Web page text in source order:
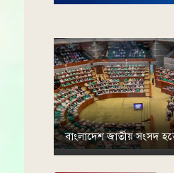
বাংলাদেশ জাতীয় সংসদ